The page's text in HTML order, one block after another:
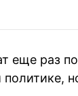
еще раз